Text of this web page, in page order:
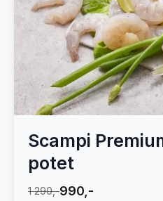
Scampi
potet
1 290,-990,-